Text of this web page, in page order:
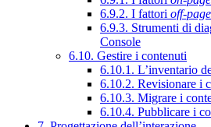
6.9.2. I fattori off-page
6.9.3. Strumenti di
Console
6.10. Gestire i contenuti
6.10.1. L’inventario
6.10.2. Revisionare i
6.10.3. Migrare i
6.10.4. Pubblicare i